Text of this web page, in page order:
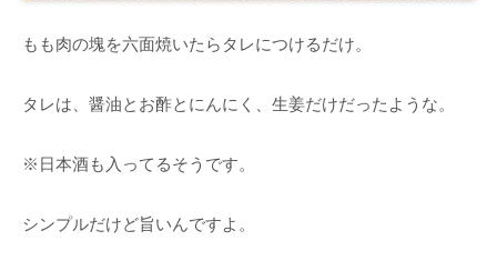
もも肉の塊を六面焼いたらタレにつけるだけ。
タレは、醤油とお酢とにんにく、生姜だけだったような。
※日本酒も入ってるそうです。
シンプルだけど旨いんですよ。